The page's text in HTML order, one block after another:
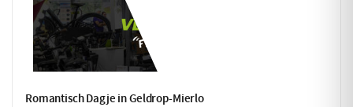
Romantisch Dagje in Geldrop-Mierlo